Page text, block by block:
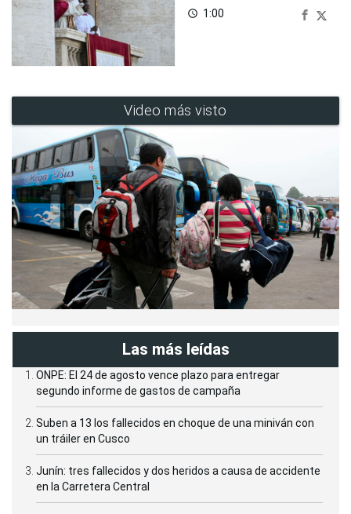
access_time 1:00
Video más visto
Las más leídas
ONPE: El 24 de agosto vence plazo para entregar
segundo informe de gastos de campaña
Suben a 13 los fallecidos en choque de una miniván con
un tráiler en Cusco
Junín: tres fallecidos y dos heridos a causa de accidente
en la Carretera Central